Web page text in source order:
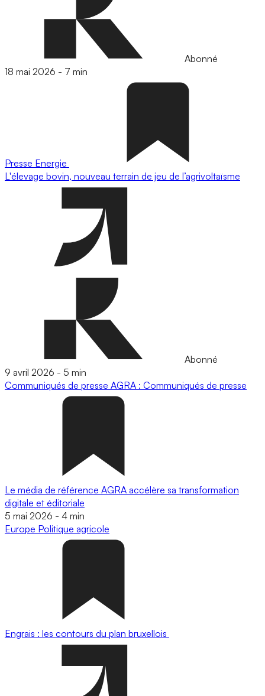
Abonné
18 mai 2026 - 7 min
Presse Energie
L'élevage bovin, nouveau terrain de jeu de l’agrivoltaïsme
Abonné
9 avril 2026 - 5 min
Communiqués de presse AGRA : Communiqués de presse
Le média de référence AGRA accélère sa transformation
digitale et éditoriale
5 mai 2026 - 4 min
Europe Politique agricole
Engrais : les contours du plan bruxellois